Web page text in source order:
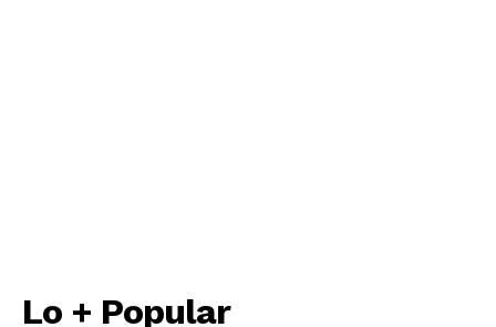
Lo + Popular